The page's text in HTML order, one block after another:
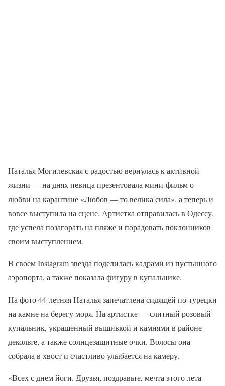
Наталья Могилевская с радостью вернулась к активной
жизни — на днях певица презентовала мини-фильм о
любви на карантине «Любов — то велика сила», а теперь и
вовсе выступила на сцене. Артистка отправилась в Одессу,
где успела позагорать на пляже и порадовать поклонников
своим выступлением.
В своем Instagram звезда поделилась кадрами из пустынного
аэропорта, а также показала фигуру в купальнике.
На фото 44-летняя Наталья запечатлена сидящей по-турецки
на камне на берегу моря. На артистке — слитный розовый
купальник, украшенный вышивкой и камнями в районе
декольте, а также солнцезащитные очки. Волосы она
собрала в хвост и счастливо улыбается на камеру.
«Всех с днем йоги. Друзья, поздравьте, мечта этого лета